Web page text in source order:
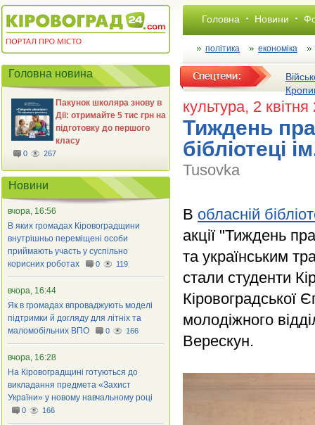
Головна Новини
політика економіка
культура, 2
Тиждень
бібліотеці
Tusovka
В обласній
акції "Тиждень
та українським
стали студенти
Кіровоградської
молодіжного
Верескун.
Головна новина
Пакунок школяра знову в
Дії: отримайте 5 тис грн на
підготовку до першого
класу
0 267
Новини
вчора, 16:56
В яких громадах Кіровоградщини
внутрішньо переміщені особи
приймають участь у суспільно
корисних роботах
0 119
вчора, 16:44
Як в громадах впроваджують моделі
підтримки й догляду для літніх та
маломобільних ВПО
0 166
вчора, 16:28
На Кіровоградщині готуються до
викладання предмета «Захист
України» у новому навчальному році
0 166